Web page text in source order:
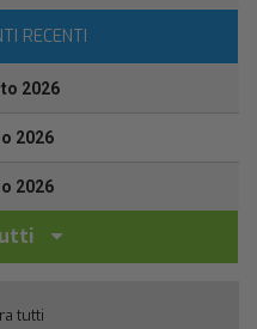
RECENTI
2026
2026
2026
tutti